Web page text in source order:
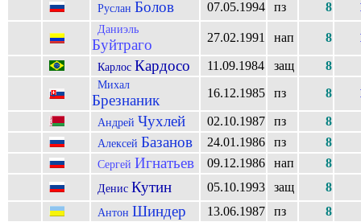
Руслан Болов 07.05.1994 пз 8
Даниэль
Буйтраго 27.02.1991 нап 8
Карлос Кардосо 11.09.1984 защ 8
Михал
Брезнаник 16.12.1985 пз 8
Андрей Чухлей 02.10.1987 пз 8
Алексей Базанов 24.01.1986 пз 8
Сергей Игнатьев 09.12.1986 нап 8
Денис Кутин 05.10.1993 защ 8
Антон Шиндер 13.06.1987 пз 8